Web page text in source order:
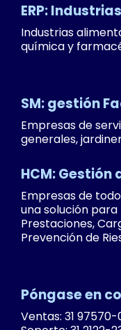
ERP: Industrias
Industrias
química y
SM: gestión
Empresas de
generales,
HCM: Gestión
Empresas de
una solución
Prestaciones,
Prevención de
Póngase en
Ventas: 31 97570-